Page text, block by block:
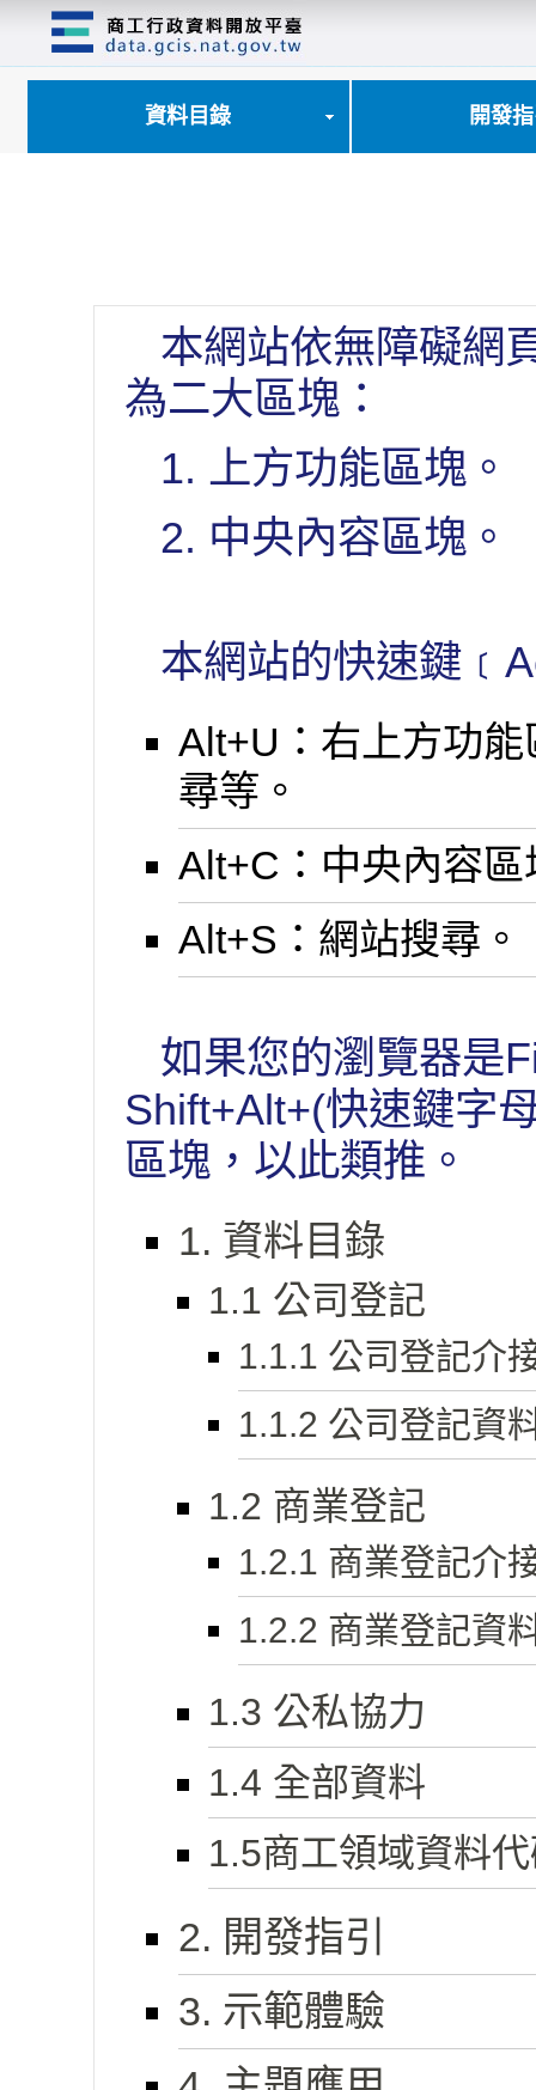
資料目錄 開發
本網站依無障礙網
為二大區塊：
1. 上方功能區塊。
2. 中央內容區塊。
本網站的快速鍵
Alt+U：右上方功
尋等。
Alt+C：中央內容
Alt+S：網站搜尋。
如果您的瀏覽器是
Shift+Alt+(快速鍵字
區塊，以此類推。
1. 資料目錄
1.1 公司登記
1.1.1 公司登記介
1.1.2 公司登記資
1.2 商業登記
1.2.1 商業登記介
1.2.2 商業登記資
1.3 公私協力
1.4 全部資料
1.5商工領域資料
2. 開發指引
3. 示範體驗